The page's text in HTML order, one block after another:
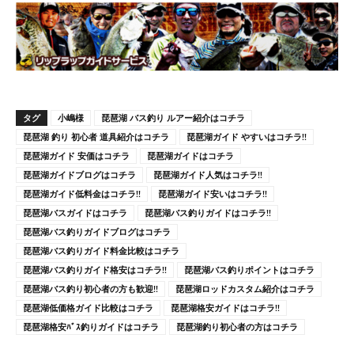
タグ 小嶋様
琵琶湖 バス釣り ルアー紹介はコチラ
琵琶湖 釣り 初心者 道具紹介はコチラ
琵琶湖ガイド やすいはコチラ!!
琵琶湖ガイド 安価はコチラ
琵琶湖ガイドはコチラ
琵琶湖ガイドブログはコチラ
琵琶湖ガイド人気はコチラ!!
琵琶湖ガイド低料金はコチラ!!
琵琶湖ガイド安いはコチラ!!
琵琶湖バスガイドはコチラ
琵琶湖バス釣りガイドはコチラ!!
琵琶湖バス釣りガイドブログはコチラ
琵琶湖バス釣りガイド料金比較はコチラ
琵琶湖バス釣りガイド格安はコチラ!!
琵琶湖バス釣りポイントはコチラ
琵琶湖バス釣り初心者の方も歓迎!!
琵琶湖ロッドカスタム紹介はコチラ
琵琶湖低価格ガイド比較はコチラ
琵琶湖格安ガイドはコチラ!!
琵琶湖格安ﾊﾞｽ釣りガイドはコチラ
琵琶湖釣り初心者の方はコチラ